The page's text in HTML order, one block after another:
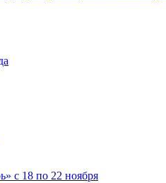
с 18 по 22 ноября